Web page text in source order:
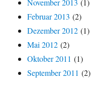
November 2013 (1)
Februar 2013 (2)
Dezember 2012 (1)
Mai 2012 (2)
Oktober 2011 (1)
September 2011 (2)